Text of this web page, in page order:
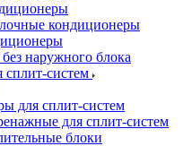
кондиционеры
наружного блока
сплит-систем
для сплит-систем
для сплит-систем
блоки